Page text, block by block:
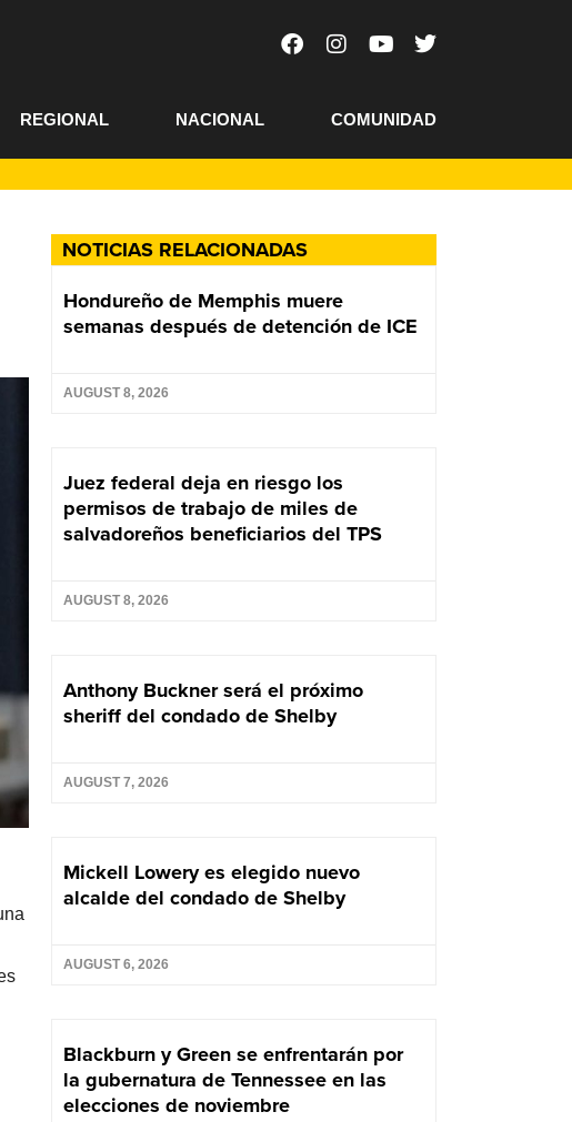
REGIONAL NACIONAL COMUNIDAD
NOTICIAS RELACIONADAS
Hondureño de Memphis muere
semanas después de detención de ICE
AUGUST 8, 2026
Juez federal deja en riesgo los
permisos de trabajo de miles de
salvadoreños beneficiarios del TPS
AUGUST 8, 2026
Anthony Buckner será el próximo
sheriff del condado de Shelby
AUGUST 7, 2026
Mickell Lowery es elegido nuevo
alcalde del condado de Shelby
AUGUST 6, 2026
Blackburn y Green se enfrentarán por
la gubernatura de Tennessee en las
elecciones de noviembre